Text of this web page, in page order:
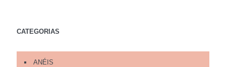
CATEGORIAS
ANÉIS